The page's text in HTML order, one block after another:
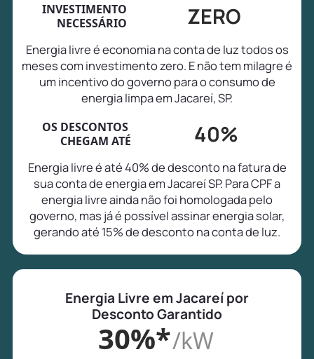
INVESTIMENTO
NECESSÁRIO
ZERO
Energia livre é economia na conta de luz todos os
meses com investimento zero. E não tem milagre é
um incentivo do governo para o consumo de
energia limpa em Jacareí, SP.
OS DESCONTOS
CHEGAM ATÉ
40%
Energia livre é até 40% de desconto na fatura de
sua conta de energia em Jacareí SP. Para CPF a
energia livre ainda não foi homologada pelo
governo, mas já é possível assinar energia solar,
gerando até 15% de desconto na conta de luz.
Energia Livre em Jacareí por
Desconto Garantido
30%*/kW